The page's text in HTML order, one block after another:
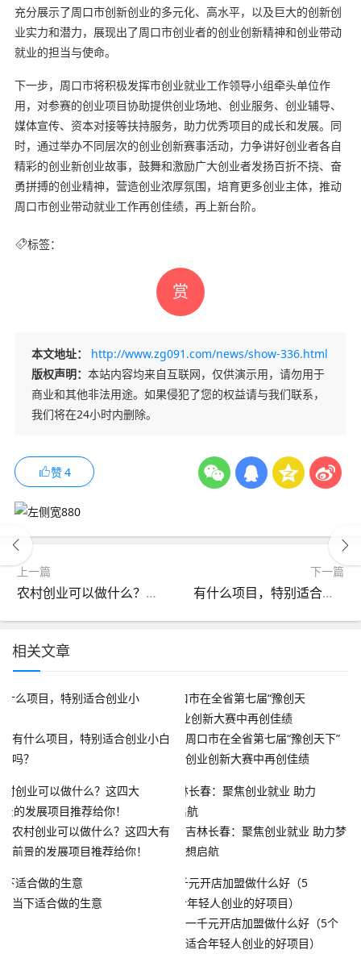
充分展示了周口市创新创业的多元化、高水平，以及巨大的创新创
业实力和潜力，展现出了周口市创业者的创业创新精神和创业带动
就业的担当与使命。
下一步，周口市将积极发挥市创业就业工作领导小组牵头单位作
用，对参赛的创业项目协助提供创业场地、创业服务、创业辅导、
媒体宣传、资本对接等扶持服务，助力优秀项目的成长和发展。同
时，通过举办不同层次的创业创新赛事活动，力争讲好创业者各自
精彩的创业新创业故事，鼓舞和激励广大创业者发扬百折不挠、奋
勇拼搏的创业精神，营造创业浓厚氛围，培育更多创业主体，推动
周口市创业带动就业工作再创佳绩，再上新台阶。
标签：
赏
本文地址：
http://www.zg091.com/news/show-336.html
版权声明： 本站内容均来自互联网，仅供演示用，请勿用于
商业和其他非法用途。如果侵犯了您的权益请与我们联系，
我们将在24小时内删除。
赞4
上一篇
农村创业可以做什么？这四大有前景的发展项目推荐给你！
下一篇
有什么项目，特别适合创业小白吗？
相关文章
有什么项目，特别适合创业小白
吗？
周口市在全省第七届“豫创天下”
创业创新大赛中再创佳绩
农村创业可以做什么？这四大有
前景的发展项目推荐给你！
吉林长春：聚焦创业就业 助力梦
想启航
当下适合做的生意
一千元开店加盟做什么好（5个
适合年轻人创业的好项目）